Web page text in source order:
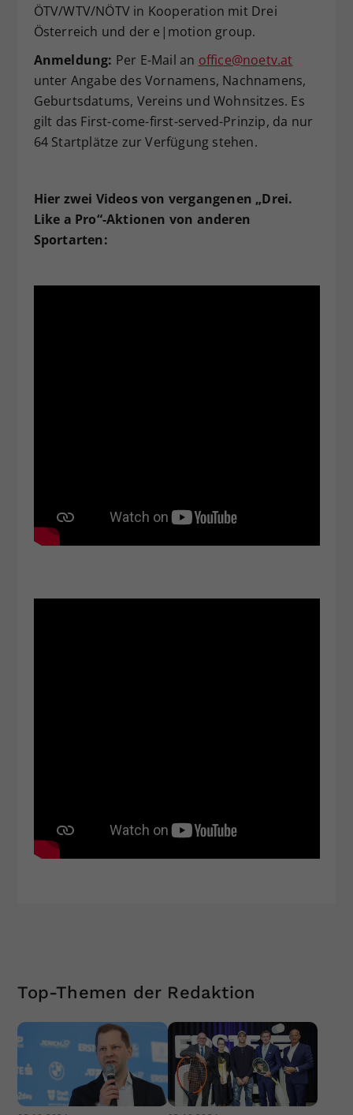
ÖTV/WTV/NÖTV in Kooperation mit Drei
Österreich und der e|motion group.
Anmeldung: Per E-Mail an office@noetv.at
unter Angabe des Vornamens, Nachnamens,
Geburtsdatums, Vereins und Wohnsitzes. Es
gilt das First-come-first-served-Prinzip, da nur
64 Startplätze zur Verfügung stehen.
Hier zwei Videos von vergangenen „Drei.
Like a Pro“-Aktionen von anderen
Sportarten:
Top-Themen der Redaktion